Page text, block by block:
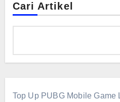
Cari Artikel
Top Up PUBG Mobile Game